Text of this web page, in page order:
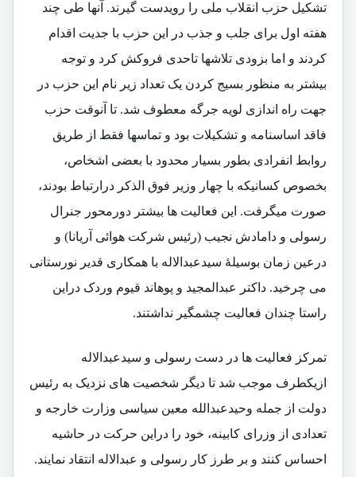
تشکیل حزب انقلاب ملی را رویدست گیرند. آنها طی چند
هفته اول برای جلب و جذب در این حزب با جدیت اقدام
کردند و اما بزودی تلاشها تاحدی فروکش کرد و توجه
بیشتر به منظور بسیج کردن یک تعداد زیر نام این حزب در
جهت راه اندازی لویه جرگه معطوف شد. تا آنوقت حزب
فاقد اساسنامه و تشکیلات بود و تماسها فقط از طریق
روابط انفرادی بطور بسیار محدود با بعضی اشخاص،
بخصوص کسانیکه با چهار وزیر فوق الذکر درارتباط بودند،
صورت میگرفت. این فعالیت ها بیشتر دورمحور جنرال
رسولی و دامادش نجیب (رئیس شرکت هوائی آریانا) و
درعین زمان بوسیلۀ سیدعبدالاله با همکاری قدیر نورستانی
می چرخید. داکتر عبدالمجید و پوهاند قیوم وردک دراین
راستا چندان فعالیت چشمگیر نداشتند.
تمرکز فعالیت ها در دست رسولی و سیدعبدالاله
ازیکطرف موجب شد تا دیگر شخصیت های نزدیک به رئیس
دولت از جمله وحیدعبدالله معین سیاسی وزارت خارجه و
تعدادی از وزرای کابینه، خود را دراین حرکت در حاشیه
احساس کنند و بر طرز کار رسولی و عبدالاله انتقاد نمایند.